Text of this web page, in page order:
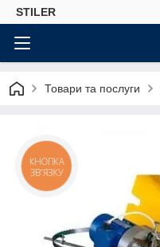
STILER
Товари та послуги
КНОПКА
ЗВ'ЯЗКУ